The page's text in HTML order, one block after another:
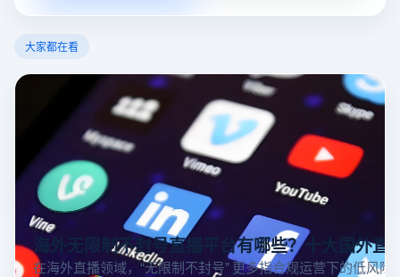
大家都在看
海外无限制不封号直播平台有哪些？十大国外直
在海外直播领域，“无限制不封号” 更多指合规运营下的低风